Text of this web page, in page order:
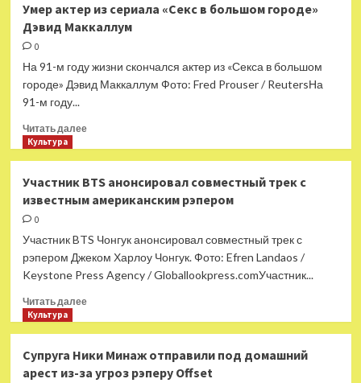
известны
подробности
Купера
и
Умер актер из сериала «Секс в большом городе»
Дэвид Маккаллум
0
На 91-м году жизни скончался актер из «Секса в большом
городе» Дэвид Маккаллум Фото: Fred Prouser / ReutersНа
91-м году...
Читать далееПрочитать
актер
из
«Секс
большом
городе»
Культура
Участник BTS анонсировал совместный трек с
известным американским рэпером
0
Участник BTS Чонгук анонсировал совместный трек с
рэпером Джеком Харлоу Чонгук. Фото: Efren Landaos /
Keystone Press Agency / Globallookpress.comУчастник...
Читать далееПрочитать
BTS
анонсировал
Культура
Супруга Ники Минаж отправили под домашний
арест из-за угроз рэперу Offset